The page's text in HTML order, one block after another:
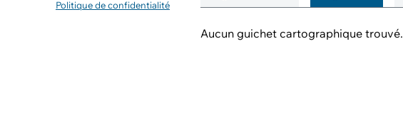
Politique de confidentialité
Aucun guichet cartographique trouvé.